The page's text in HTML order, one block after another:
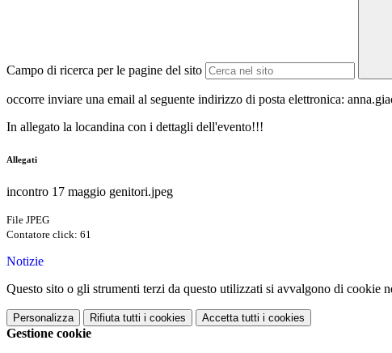
Campo di ricerca per le pagine del sito
occorre inviare una email al seguente indirizzo di posta elettronica:
In allegato la locandina con i dettagli dell'evento!!!
Allegati
incontro 17 maggio genitori.jpeg
File JPEG
Contatore click: 61
Notizie
Questo sito o gli strumenti terzi da questo utilizzati si avvalgono di cookie
Personalizza Rifiuta tutti i cookies Accetta tutti i cookies
Gestione cookie